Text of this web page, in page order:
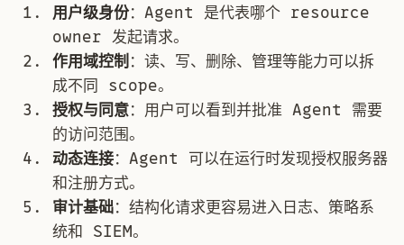
用户级身份：Agent 是代表哪个 resource
owner 发起请求。
作用域控制：读、写、删除、管理等能力可以拆
成不同 scope。
授权与同意：用户可以看到并批准 Agent 需要
的访问范围。
动态连接：Agent 可以在运行时发现授权服务器
和注册方式。
审计基础：结构化请求更容易进入日志、策略系
统和 SIEM。